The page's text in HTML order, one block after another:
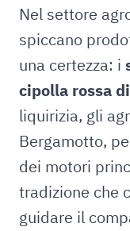
Nel settore
spiccano
una certezza: i
cipolla rossa
liquirizia, gli
Bergamotto,
dei motori
tradizione che
guidare il